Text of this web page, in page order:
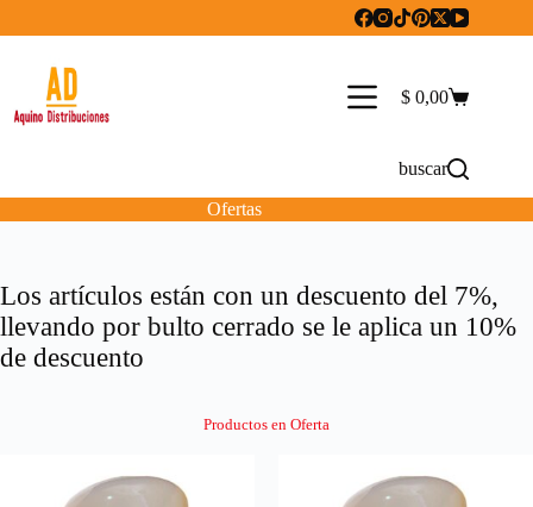
Carro
$ 0,00
buscar
Ofertas
Los artículos están con un descuento del 7%,
llevando por bulto cerrado se le aplica un 10%
de descuento
Productos en Oferta